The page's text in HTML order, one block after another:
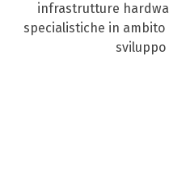
infrastrutture
specialistiche in ambito